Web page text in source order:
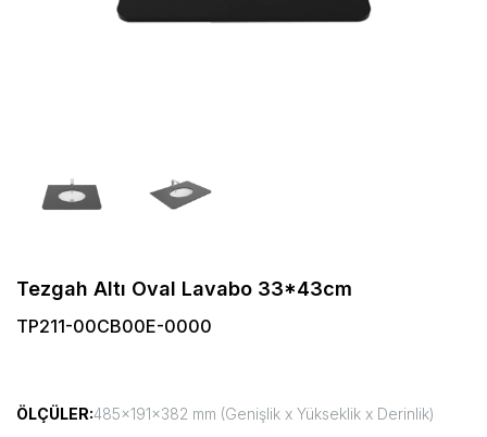
Tezgah Altı Oval Lavabo 33*43cm
TP211-00CB00E-0000
ÖLÇÜLER:485x191x382 mm (Genişlik x Yükseklik x Derinlik)